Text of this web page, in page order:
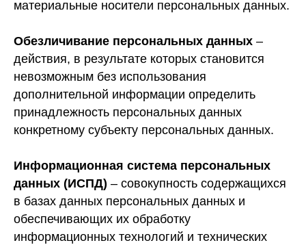
материальные носители персональных данных.
Обезличивание персональных данных –
действия, в результате которых становится
невозможным без использования
дополнительной информации определить
принадлежность персональных данных
конкретному субъекту персональных данных.
Информационная система персональных
данных (ИСПД) – совокупность содержащихся
в базах данных персональных данных и
обеспечивающих их обработку
информационных технологий и технических